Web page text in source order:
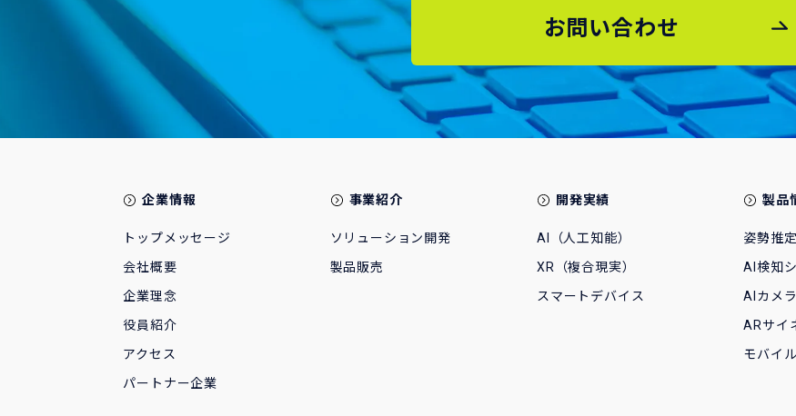
お問い合わせ
企業情報
トップメッセージ
会社概要
企業理念
役員紹介
アクセス
パートナー企業
事業紹介
ソリューション開発
製品販売
開発実績
AI（人工知能）
XR（複合現実）
スマートデバイス
製品
姿勢推
AI検知
AIカメ
ARサイ
モバイ